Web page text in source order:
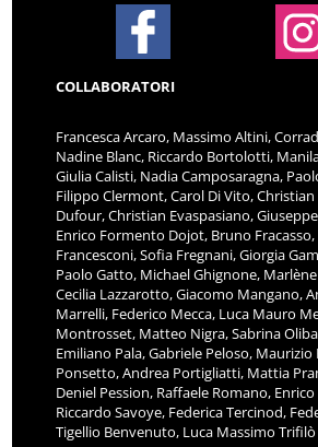
COLLABORATORI
Francesca Arcaro, Massimo Altini,
Nadine Blanc, Riccardo Bortolotti,
Giulia Calisti, Nadia Camposaragna,
Filippo Clermont, Carol Di Vito, Christian
Dufour, Christian Evaspasiano,
Enrico Formento Dojot, Bruno Fracasso,
Francesconi, Sofia Fregnani, Giorgia
Paolo Gatto, Michael Ghignone,
Cecilia Lazzarotto, Giacomo Mangano,
Marrelli, Federico Mecca, Luca Mauro
Montrosset, Matteo Nigra, Sabrina
Emiliano Pala, Gabriele Peloso,
Ponsetto, Andrea Portigliatti, Mattia
Deniel Pession, Raffaele Romano,
Riccardo Savoye, Federica Tercinod,
Tigellio Benvenuto, Luca Massimo Trifilò